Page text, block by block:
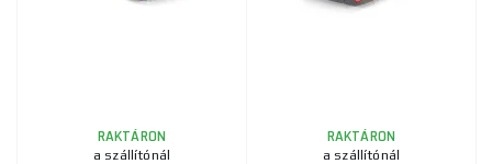
RAKTÁRON
a szállítónál
RAKTÁRON
a szállítónál